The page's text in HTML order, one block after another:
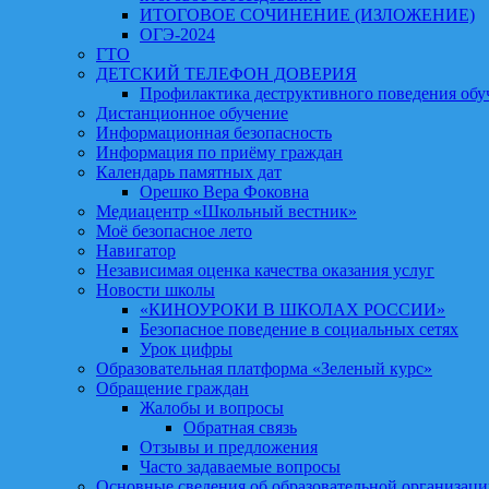
ИТОГОВОЕ СОЧИНЕНИЕ (ИЗЛОЖЕНИЕ)
ОГЭ-2024
ГТО
ДЕТСКИЙ ТЕЛЕФОН ДОВЕРИЯ
Профилактика деструктивного поведения
Дистанционное обучение
Информационная безопасность
Информация по приёму граждан
Календарь памятных дат
Орешко Вера Фоковна
Медиацентр «Школьный вестник»
Моё безопасное лето
Навигатор
Независимая оценка качества оказания услуг
Новости школы
«КИНОУРОКИ В ШКОЛАХ РОССИИ»
Безопасное поведение в социальных сетях
Урок цифры
Образовательная платформа «Зеленый курс»
Обращение граждан
Жалобы и вопросы
Обратная связь
Отзывы и предложения
Часто задаваемые вопросы